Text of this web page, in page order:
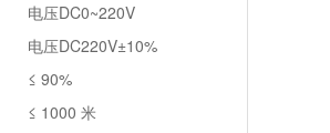
电压DC0~220V
电压DC220V±10%
≤ 90%
≤ 1000 米